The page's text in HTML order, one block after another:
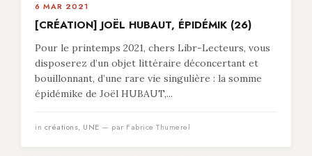
6 MAR 2021
[CRÉATION] JOËL HUBAUT, ÉPIDÉMIK (26)
Pour le printemps 2021, chers Libr-Lecteurs, vous
disposerez d’un objet littéraire déconcertant et
bouillonnant, d’une rare vie singulière : la somme
épidémike de Joël HUBAUT,...
in créations, UNE — par Fabrice Thumerel